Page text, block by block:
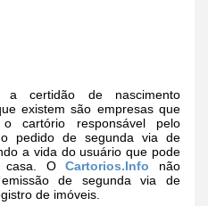
certidão de nascimento
existem são empresas que
cartório responsável pelo
pedido de segunda via de
a vida do usuário que pode
casa. OCartorios.Info não
de segunda via de
de imóveis.